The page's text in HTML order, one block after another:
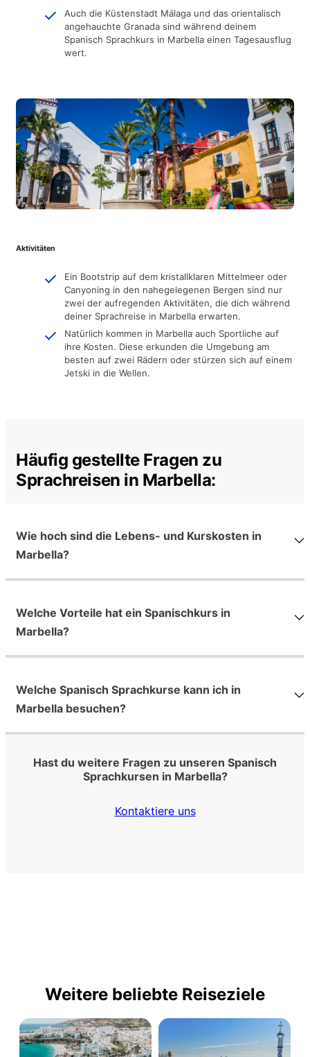
Auch die Küstenstadt Málaga und das orientalisch
angehauchte Granada sind während deinem
Spanisch Sprachkurs in Marbella einen Tagesausflug
wert.
Aktivitäten
Ein Bootstrip auf dem kristallklaren Mittelmeer oder
Canyoning in den nahegelegenen Bergen sind nur
zwei der aufregenden Aktivitäten, die dich während
deiner Sprachreise in Marbella erwarten.
Natürlich kommen in Marbella auch Sportliche auf
ihre Kosten. Diese erkunden die Umgebung am
besten auf zwei Rädern oder stürzen sich auf einem
Jetski in die Wellen.
Häufig gestellte Fragen zu
Sprachreisen in Marbella:
Wie hoch sind die Lebens- und Kurskosten in
Marbella?
Welche Vorteile hat ein Spanischkurs in
Marbella?
Welche Spanisch Sprachkurse kann ich in
Marbella besuchen?
Hast du weitere Fragen zu unseren Spanisch
Sprachkursen in Marbella?
Kontaktiere uns
Weitere beliebte Reiseziele